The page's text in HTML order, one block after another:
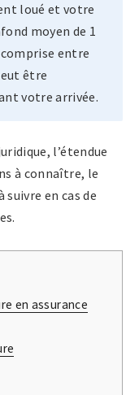
loué et votre
moyen de 1
comprise entre
être
votre arrivée.
l’étendue
à connaître, le
en cas de
en assurance